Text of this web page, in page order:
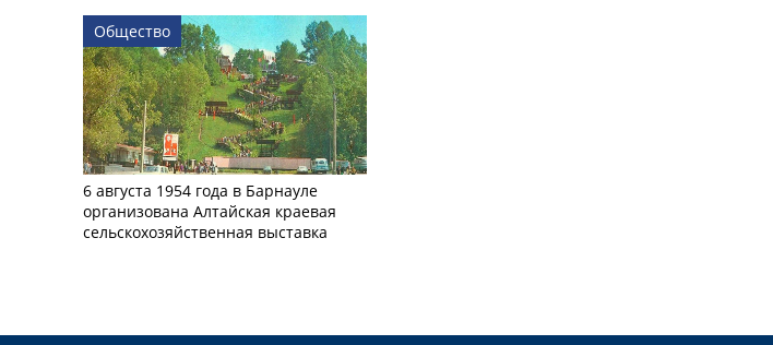
Общество
6 августа 1954 года в Барнауле
организована Алтайская краевая
сельскохозяйственная выставка